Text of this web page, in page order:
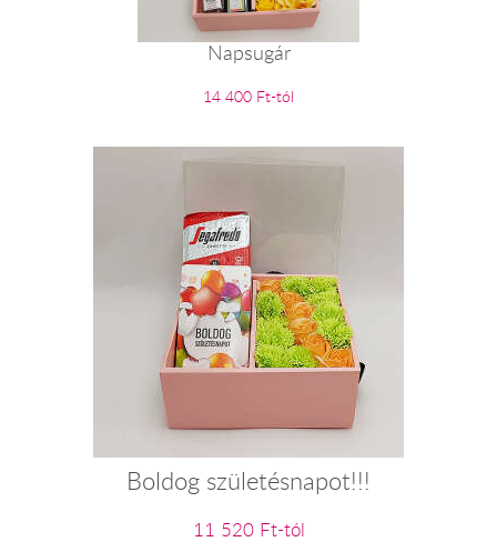
Napsugár
14 400 Ft-tól
Boldog születésnapot!!!
11 520 Ft-tól